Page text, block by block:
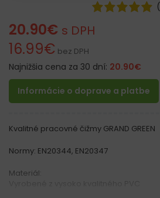
(
20.90€ s DPH
16.99€ bez DPH
Najnižšia cena za 30 dní: 20.90€
Informácie o doprave a platbe
Kvalitné pracovné čižmy GRAND GREEN
Normy: EN20344, EN20347
Materiál: